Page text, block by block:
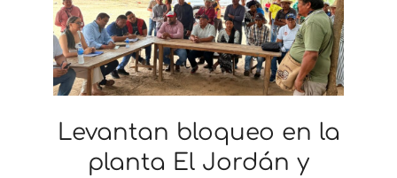
Levantan bloqueo en la
planta El Jordán y